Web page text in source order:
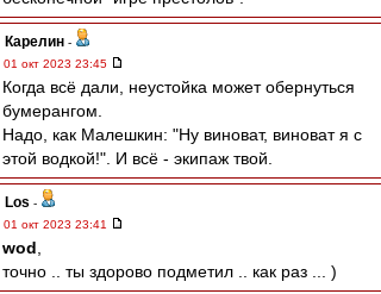
Карелин -
01 окт 2023 23:45
Когда всё дали, неустойка может обернуться
бумерангом.
Надо, как Малешкин: "Ну виноват, виноват я с
этой водкой!". И всё - экипаж твой.
Los -
01 окт 2023 23:41
wod
точно .. ты здорово подметил .. как раз ... )